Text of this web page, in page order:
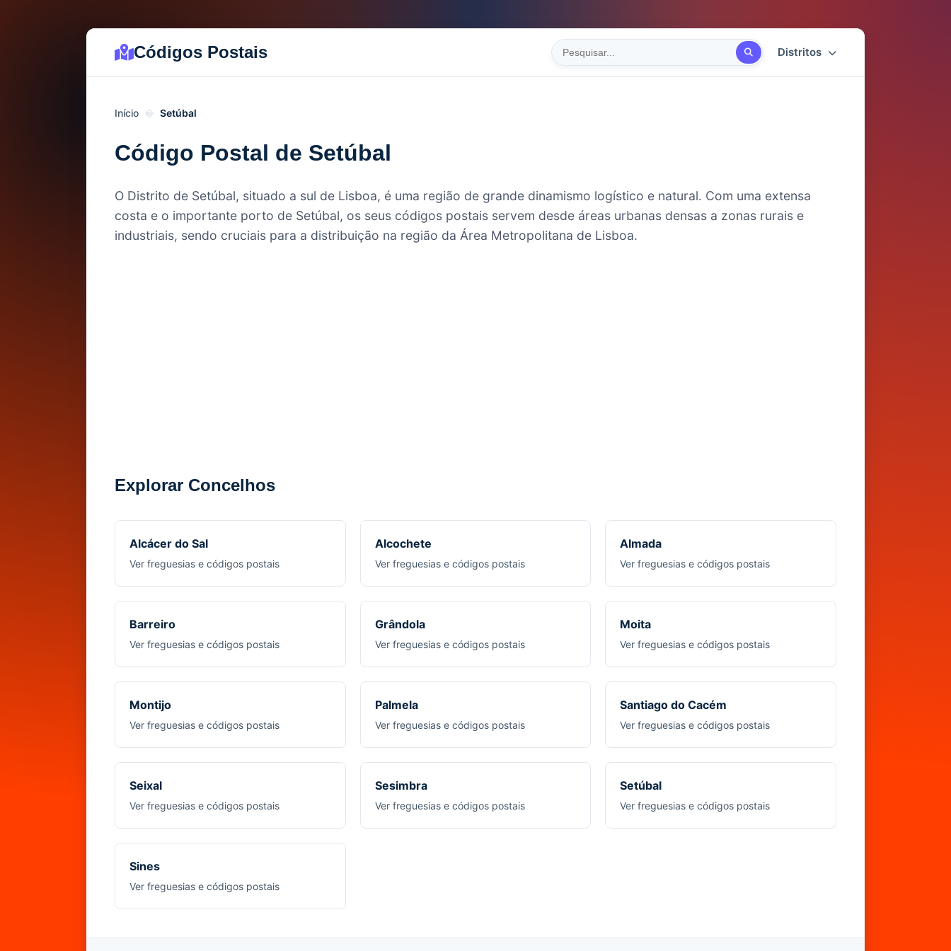
Códigos Postais Distritos
Início Setúbal
Código Postal de Setúbal
O Distrito de Setúbal, situado a sul de Lisboa, é uma região de grande dinamismo logístico e natural. Com uma extensa
costa e o importante porto de Setúbal, os seus códigos postais servem desde áreas urbanas densas a zonas rurais e
industriais, sendo cruciais para a distribuição na região da Área Metropolitana de Lisboa.
Explorar Concelhos
Alcácer do Sal
Ver freguesias e códigos postais
Alcochete
Ver freguesias e códigos postais
Almada
Ver freguesias e códigos postais
Barreiro
Ver freguesias e códigos postais
Grândola
Ver freguesias e códigos postais
Moita
Ver freguesias e códigos postais
Montijo
Ver freguesias e códigos postais
Palmela
Ver freguesias e códigos postais
Santiago do Cacém
Ver freguesias e códigos postais
Seixal
Ver freguesias e códigos postais
Sesimbra
Ver freguesias e códigos postais
Setúbal
Ver freguesias e códigos postais
Sines
Ver freguesias e códigos postais